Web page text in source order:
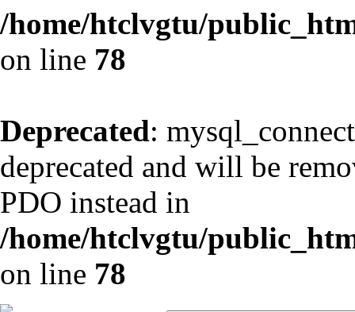
/home/htclvgtu/
on line 78
Deprecated:
deprecated and will be
PDO instead in
/home/htclvgtu/
on line 78